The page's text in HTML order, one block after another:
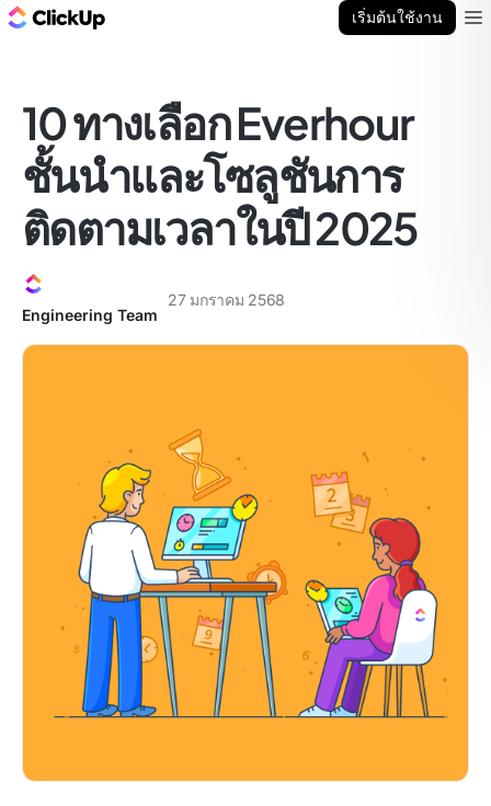
เริ่มต้นใช้งาน
10 ทางเลือก Everhour
ชั้นนำและโซลูชันการ
ติดตามเวลาในปี 2025
Engineering Team
27 มกราคม 2568